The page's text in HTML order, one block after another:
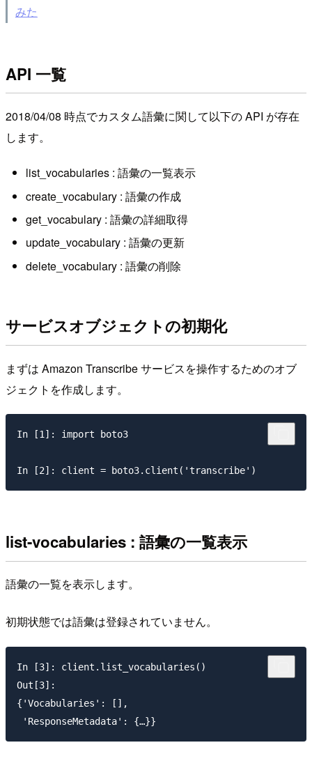
みた
API 一覧
2018/04/08 時点でカスタム語彙に関して以下の API が存在
します。
list_vocabularies : 語彙の一覧表示
create_vocabulary : 語彙の作成
get_vocabulary : 語彙の詳細取得
update_vocabulary : 語彙の更新
delete_vocabulary : 語彙の削除
サービスオブジェクトの初期化
まずは Amazon Transcribe サービスを操作するためのオブ
ジェクトを作成します。
In [1]: import boto3
list-vocabularies : 語彙の一覧表示
語彙の一覧を表示します。
初期状態では語彙は登録されていません。
In [3]: client.list_vocabularies()
Out[3]:
{'Vocabularies': [],